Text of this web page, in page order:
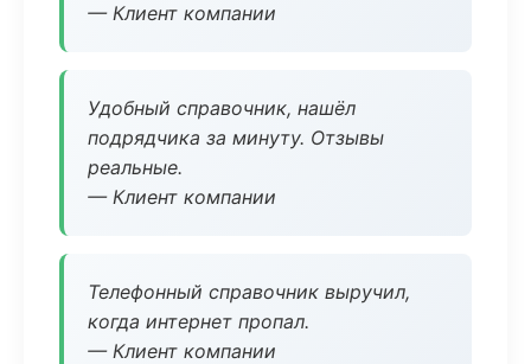
— Клиент компании
Удобный справочник, нашёл
подрядчика за минуту. Отзывы
реальные.
— Клиент компании
Телефонный справочник выручил,
когда интернет пропал.
— Клиент компании